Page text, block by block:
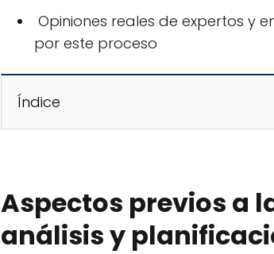
Opiniones reales de expertos y
por este proceso
Índice
Aspectos previos a
análisis y